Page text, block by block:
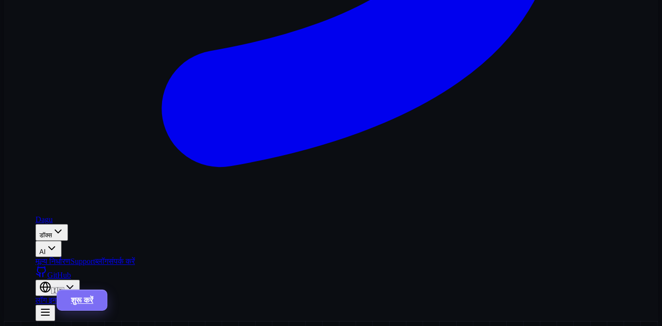
Dagu
डॉक्स
AI
मूल्य निर्धारणSupportब्लॉगसंपर्क करें
GitHub
🇮🇳
लॉग इन शुरू करें